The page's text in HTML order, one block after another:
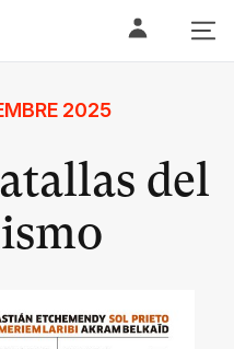
2025
del